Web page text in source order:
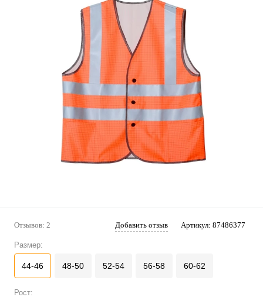
Отзывов: 2 Добавить отзыв Артикул: 87486377
Размер:
44-46 48-50 52-54 56-58 60-62
Рост: